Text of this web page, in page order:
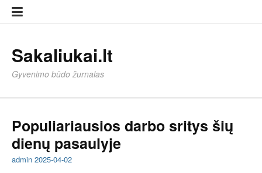
prie
Page
Page
Sakaliukai.lt
Gyvenimo būdo žurnalas
Populiariausios darbo sritys šių
dienų pasaulyje
admin 2025-04-02